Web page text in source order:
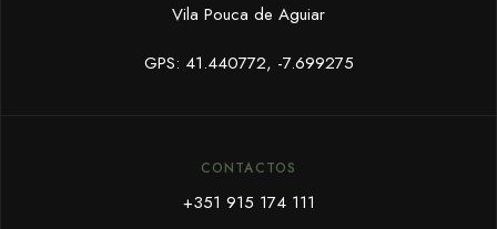
Vila Pouca de Aguiar
GPS: 41.440772, -7.699275
CONTACTOS
+351 915 174 111